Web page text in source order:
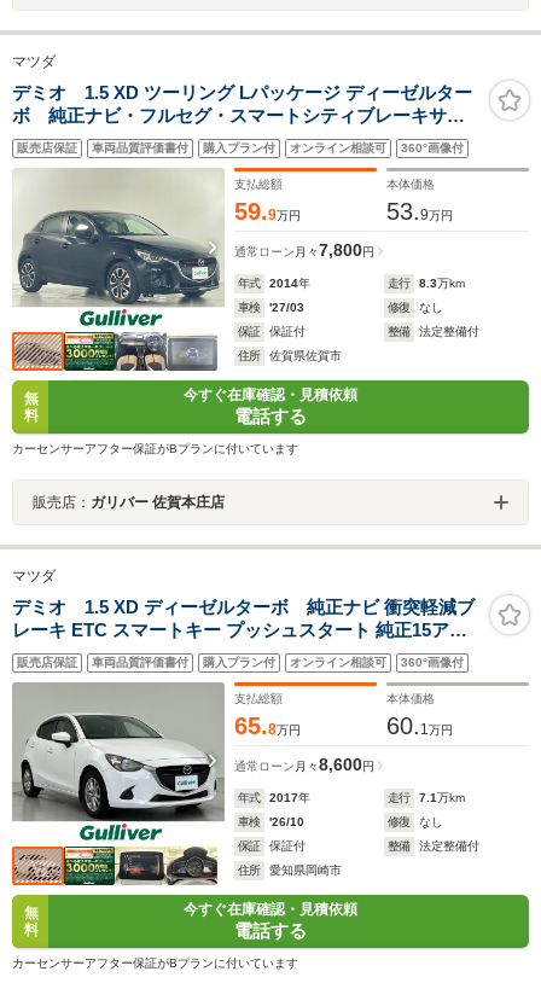
マツダ
デミオ 1.5 XD ツーリング Lパッケージ ディーゼルター
ボ 純正ナビ・フルセグ・スマートシティブレーキサポ
ート・クルーズコントロール・レーンキープアシスト・
コーナーセンサー・横滑り防止装置・衝突被害軽減・パ
ドルシフト・アイドリングストップ・ステアリングスイ
販売店保証 車両品質評価書付 購入プラン付 オンライン相談可 360°画像付
支払総額
59.9万円
本体価格
53.9万円
通常ローン 月々7,800円
年式 2014年 走行 8.3万km
車検
'27/03 修復
なし
保証
保証付 整備
法定整備付
住所
佐賀県佐賀市
無
料
今すぐ在庫確認・見積依頼
電話する
カーセンサーアフター保証がBプランに付いています
販売店： ガリバー 佐賀本庄店
マツダ
デミオ 1.5 XD ディーゼルターボ 純正ナビ 衝突軽減ブ
レーキ ETC スマートキー プッシュスタート 純正15アル
ミホイール
販売店保証 車両品質評価書付 購入プラン付 オンライン相談可 360°画像付
支払総額
65.8万円
本体価格
60. 1万円
通常ローン 月々8,600円
年式 2017年 走行 7.1万km
車検
'26/10 修復
なし
保証
保証付 整備
法定整備付
住所
愛知県岡崎市
無
料
今すぐ在庫確認・見積依頼
電話する
カーセンサーアフター保証がBプランに付いています